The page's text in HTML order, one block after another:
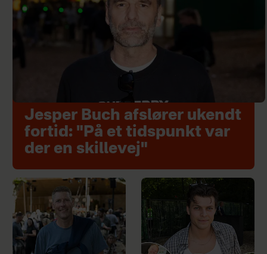
Jesper Buch afslører ukendt
fortid: "På et tidspunkt var
der en skillevej"